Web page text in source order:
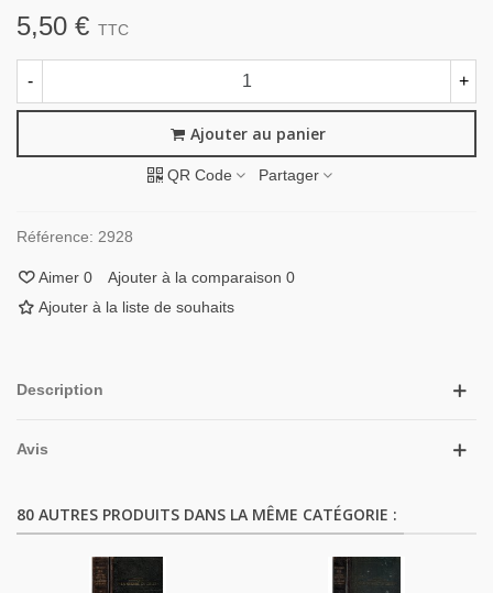
5,50 € TTC
- +
Ajouter au panier
QR Code Partager
Référence: 2928
Aimer 0 Ajouter à la comparaison 0
Ajouter à la liste de souhaits
Description
Avis
80 AUTRES PRODUITS DANS LA MÊME CATÉGORIE :